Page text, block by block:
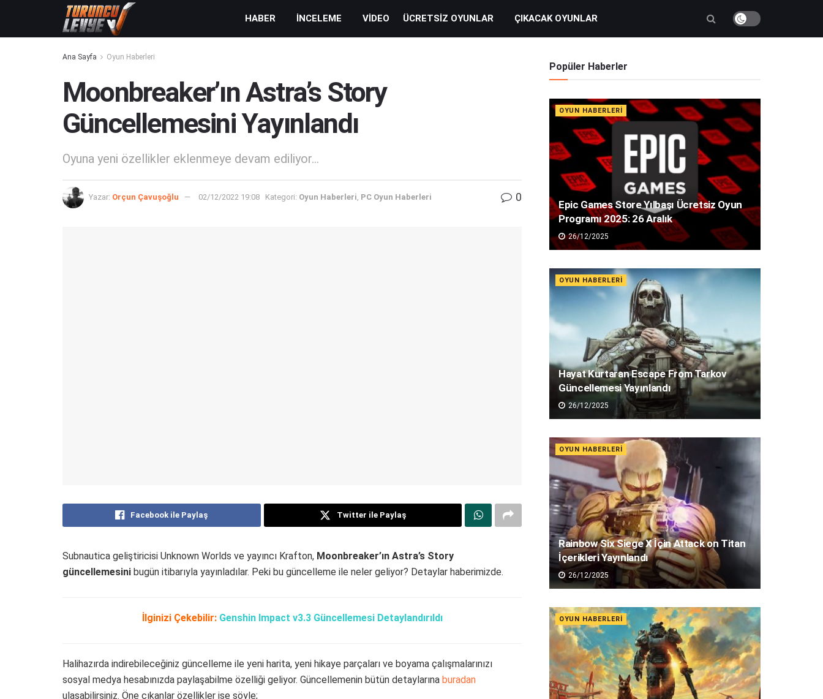
HABER İNCELEME VIDEO ÜCRETSIZ OYUNLAR ÇIKACAK OYUNLAR
Ana Sayfa Oyun Haberleri
Moonbreaker’ın Astra’s Story
Güncellemesini Yayınlandı
Oyuna yeni özellikler eklenmeye devam ediliyor...
Yazar: Orçun Çavuşoğlu 02/12/2022 19:08 Kategori: Oyun Haberleri PC Oyun Haberleri 0
Facebook ile Paylaş Twitter ile Paylaş
Subnautica geliştiricisi Unknown Worlds ve yayıncı Krafton, Moonbreaker’ın Astra’s Story
güncellemesini bugün itibarıyla yayınladılar. Peki bu güncelleme ile neler geliyor? Detaylar haberimizde.
İlginizi Çekebilir: Genshin Impact v3.3 Güncellemesi Detaylandırıldı
Halihazırda indirebileceğiniz güncelleme ile yeni harita, yeni hikaye parçaları ve boyama çalışmalarınızı
sosyal medya hesabınızda paylaşabilme özelliği geliyor. Güncellemenin bütün detaylarına buradan
ulaşabilirsiniz. Öne çıkanlar özellikler ise şöyle;
Popüler Haberler
OYUN HABERLERI
Epic Games Store Yılbaşı Ücretsiz Oyun
Programı 2025: 26 Aralık
26/12/2025
OYUN HABERLERI
Hayat Kurtaran Escape From Tarkov
Güncellemesi Yayınlandı
26/12/2025
OYUN HABERLERI
Rainbow Six Siege X İçin Attack on Titan
İçerikleri Yayınlandı
26/12/2025
OYUN HABERLERI